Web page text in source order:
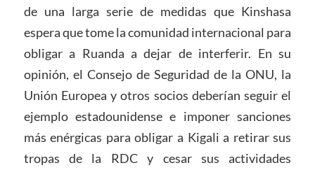
de una larga serie de medidas que Kinshasa
espera que tome la comunidad internacional para
obligar a Ruanda a dejar de interferir. En su
opinión, el Consejo de Seguridad de la ONU, la
Unión Europea y otros socios deberían seguir el
ejemplo estadounidense e imponer sanciones
más enérgicas para obligar a Kigali a retirar sus
tropas de la RDC y cesar sus actividades